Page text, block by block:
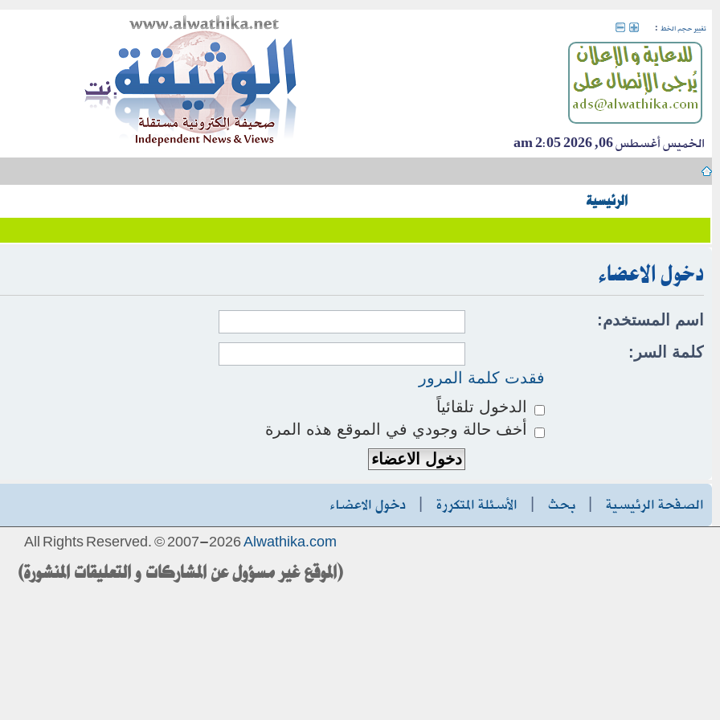
تغيير حجم الخط :
الخميس أغسطس 06, 2026 2:05 am
الرئيسية
دخول الاعضاء
اسم المستخدم:
كلمة السر:
فقدت كلمة المرور
الدخول تلقائياً
أخف حالة وجودي في الموقع هذه المرة
الصفحة الرئيسية | بحث | الأسئلة المتكررة | دخول الاعضاء
All Rights Reserved. © 2007-2026Alwathika.com
(الموقع غير مسؤول عن المشاركات و التعليقات المنشورة)